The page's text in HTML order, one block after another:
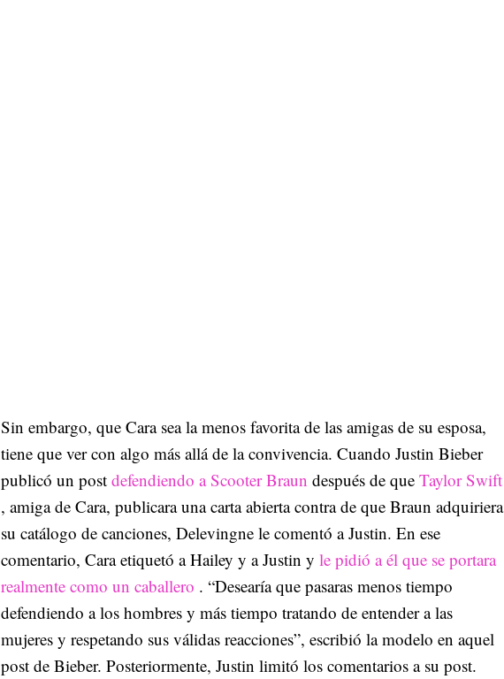
Sin embargo, que Cara sea la menos favorita de las amigas de su esposa,
tiene que ver con algo más allá de la convivencia. Cuando Justin Bieber
publicó un post defendiendo a Scooter Braun después de que Taylor Swift
, amiga de Cara, publicara una carta abierta contra de que Braun adquiriera
su catálogo de canciones, Delevingne le comentó a Justin. En ese
comentario, Cara etiquetó a Hailey y a Justin y le pidió a él que se portara
realmente como un caballero . “Desearía que pasaras menos tiempo
defendiendo a los hombres y más tiempo tratando de entender a las
mujeres y respetando sus válidas reacciones”, escribió la modelo en aquel
post de Bieber. Posteriormente, Justin limitó los comentarios a su post.